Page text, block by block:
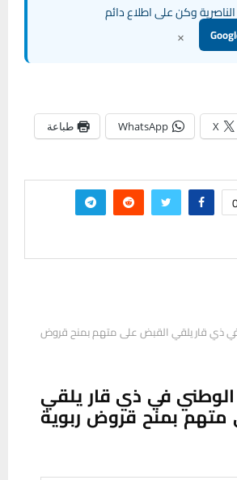
وكن على اطلاع دائم
×
X
WhatsApp طباعة
ذي قار يلقي القبض على متهم بمنح قروض
الوطني في ذي قار يلقي
متهم بمنح قروض ربوية